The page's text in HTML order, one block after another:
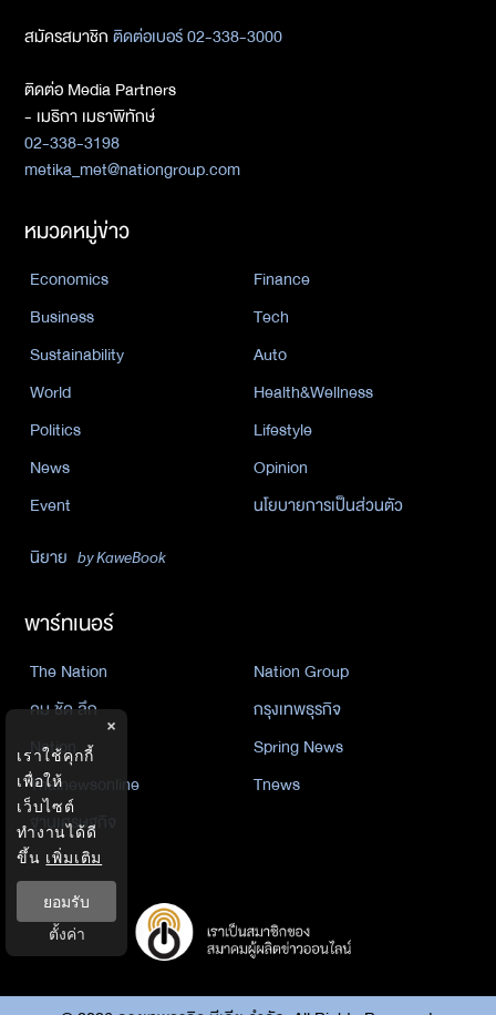
สมัครสมาชิกติดต่อเบอร์ 02-338-3000
ติดต่อ Media Partners
- เมธิกา เมธาพิทักษ์
02-338-3198
metika_met@nationgroup.com
หมวดหมู่ข่าว
Economics
Finance
Business
Tech
Sustainability
Auto
World
Health&Wellness
Politics
Lifestyle
News
Opinion
Event
นโยบายการเป็นส่วนตัว
นิยาย by KaweBook
พาร์ทเนอร์
The Nation
Nation Group
คม ชัด ลึก
กรุงเทพธุรกิจ
Nation
Spring News
Thainewsonline
Tnews
ฐานเศรษฐกิจ
×
เราใช้คุกกี้
เพื่อให้
เว็บไซต์
ทำงานได้ดี
ขึ้น เพิ่มเติม
ยอมรับ
ตั้งค่า